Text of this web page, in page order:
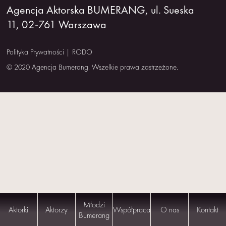
NAS
Aktorki Aktorzy
Młodzi
Bumerang Współpraca O nas Kontakt
Agencja Aktorska BUMERANG, ul. Sueska
11, 02-761 Warszawa
Polityka Prywatności | RODO
© 2020 Agencja Bumerang. Wszelkie prawa zastrzeżone.